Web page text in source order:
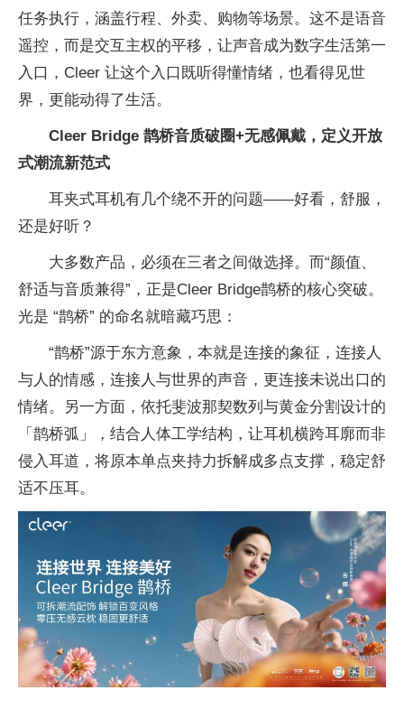
任务执行，涵盖行程、外卖、购物等场景。这不是语音
遥控，而是交互主权的平移，让声音成为数字生活第一
入口，Cleer 让这个入口既听得懂情绪，也看得见世
界，更能动得了生活。
Cleer Bridge 鹊桥音质破圈+无感佩戴，定义开放
式潮流新范式
耳夹式耳机有几个绕不开的问题——好看，舒服，
还是好听？
大多数产品，必须在三者之间做选择。而“颜值、
舒适与音质兼得”，正是Cleer Bridge鹊桥的核心突破。
光是 “鹊桥” 的命名就暗藏巧思：
“鹊桥”源于东方意象，本就是连接的象征，连接人
与人的情感，连接人与世界的声音，更连接未说出口的
情绪。另一方面，依托斐波那契数列与黄金分割设计的
「鹊桥弧」，结合人体工学结构，让耳机横跨耳廓而非
侵入耳道，将原本单点夹持力拆解成多点支撑，稳定舒
适不压耳。